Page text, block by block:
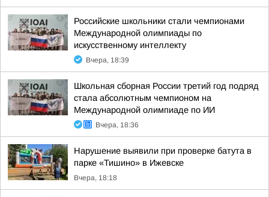
Российские школьники стали чемпионами
Международной олимпиады по
искусственному интеллекту
Вчера, 18:39
Школьная сборная России третий год подряд
стала абсолютным чемпионом на
Международной олимпиаде по ИИ
Вчера, 18:36
Нарушение выявили при проверке батута в
парке «Тишино» в Ижевске
Вчера, 18:18